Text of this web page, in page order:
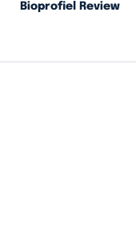
Bioprofiel Review